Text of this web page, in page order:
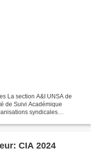
La section A&I UNSA de
de Suivi Académique
syndicales
CIA 2024